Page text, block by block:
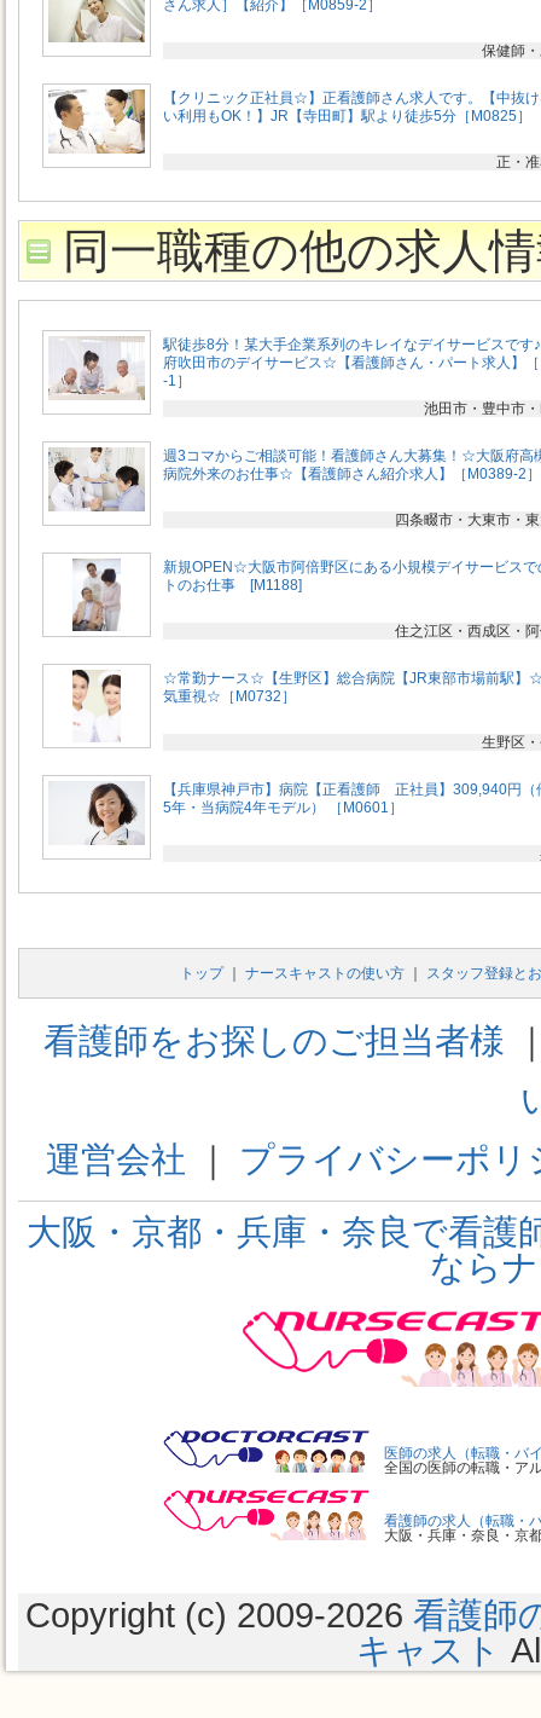
さん求人］【紹介】［M0859-2］
保健師
【クリニック正社員☆】正看護師さん求人です。【中抜
い利用もOK！】JR【寺田町】駅より徒歩5分［M0825］
正・
同一職種の他の求人
駅徒歩8分！某大手企業系列のキレイなデイサービスで
府吹田市のデイサービス☆【看護師さん・パート求人】
-1］
池田市・豊中市
週3コマからご相談可能！看護師さん大募集！☆大阪府高
病院外来のお仕事☆【看護師さん紹介求人】［M0389-2］
四条畷市・大東市・
新規OPEN☆大阪市阿倍野区にある小規模デイサービスで
トのお仕事 [M1188]
住之江区・西成区・
☆常勤ナース☆【生野区】総合病院【JR東部市場前駅】
気重視☆［M0732］
生野区
【兵庫県神戸市】病院【正看護師 正社員】309,940円（
5年・当病院4年モデル） ［M0601］
トップ｜ ナースキャストの使い方｜ スタッフ登録と
看護師をお探しのご担当者様
運営会社 ｜ プライバシーポリ
大阪・京都・兵庫・奈良で看
なら
医師の求人（転職・バ
全国の医師の転職・ア
看護師の求人（転職・
大阪・兵庫・奈良・京
Copyright (c) 2009-2026 看護師
キャスト